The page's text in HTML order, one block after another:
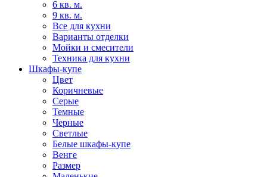
6 кв. м.
9 кв. м.
Все для кухни
Варианты отделки
Мойки и смесители
Техника для кухни
Шкафы-купе
Цвет
Коричневые
Серые
Темные
Черные
Светлые
Белые шкафы-купе
Венге
Размер